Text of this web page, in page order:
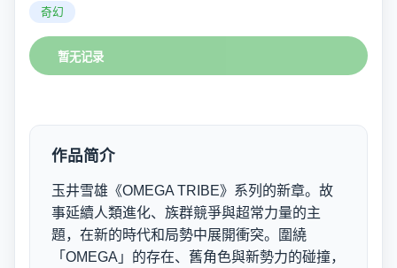
奇幻
暂无记录
作品简介
玉井雪雄《OMEGA TRIBE》系列的新章。故
事延續人類進化、族群競爭與超常力量的主
題，在新的時代和局勢中展開衝突。圍繞
「OMEGA」的存在、舊角色與新勢力的碰撞，